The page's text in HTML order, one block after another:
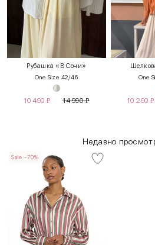
Рубашка «В Сочи»
One Size 42/46
10 490 ₽ 14 990₽
One
10 290 ₽
Недавно
Sale -70%